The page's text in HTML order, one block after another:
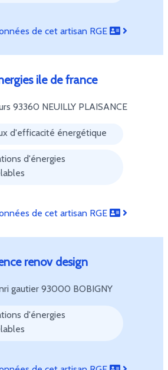
de cet artisan RGE
ile de france
93360 NEUILLY PLAISANCE
d'efficacité énergétique
d'énergies
de cet artisan RGE
renov design
gautier 93000 BOBIGNY
d'énergies